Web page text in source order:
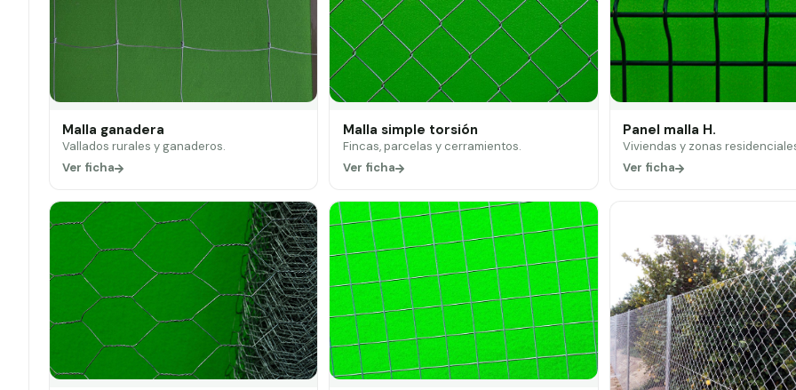
Malla ganadera
Vallados rurales y ganaderos.
Ver ficha
Malla simple torsión
Fincas, parcelas y cerramientos.
Ver ficha
Panel malla H.
Viviendas y zonas
Ver ficha